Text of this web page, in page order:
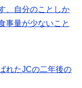
、自分のことしか
事量が少ないこと
れたJCの二年後の